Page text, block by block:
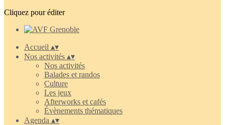
Cliquez pour éditer
Accueil ▴▾
Nos activités ▴▾
Nos activités
Balades et randos
Culture
Les jeux
Afterworks et cafés
Évènements thématiques
Agenda ▴▾